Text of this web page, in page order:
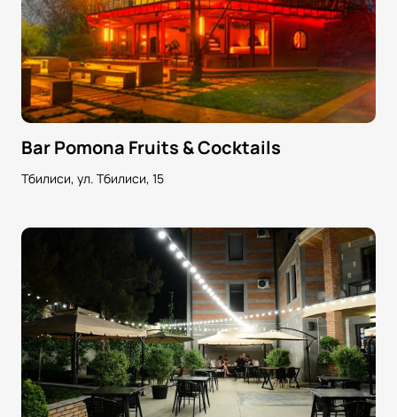
Bar Pomona Fruits & Cocktails
Тбилиси, ул. Тбилиси, 15